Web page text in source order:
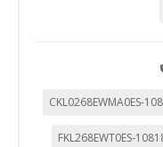
CKL0268EWMA0ES-
FKL268EWT0ES-